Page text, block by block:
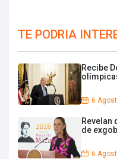
TE PODRIA
Recibe
6
Revelan
de
6